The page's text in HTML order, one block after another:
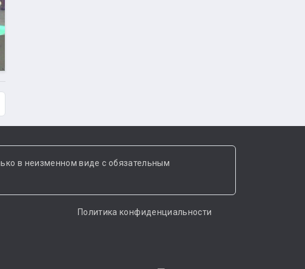
в неизменном виде с обязательным
Политика конфиденциальности